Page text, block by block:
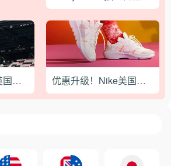
决。大家也可以添加小编微信：
bacao101，一起沟通交流海淘那点事。
Adidas阿迪达斯英国官返校季低至4折+额外7折促销【限时促销】 优惠升级！Nike美国官网现有正价商品8折促销，全网开放